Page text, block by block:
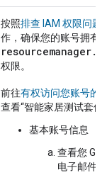
按照排查 IAM 权限问题
作，确保您的账号拥有
权限。
前往有权访问您账号的
查看“智能家居测试套件
基本账号信息
查看您
电子邮件